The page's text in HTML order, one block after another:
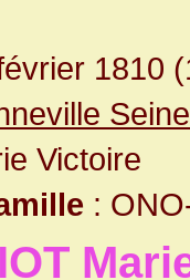
1810
Victoire
: